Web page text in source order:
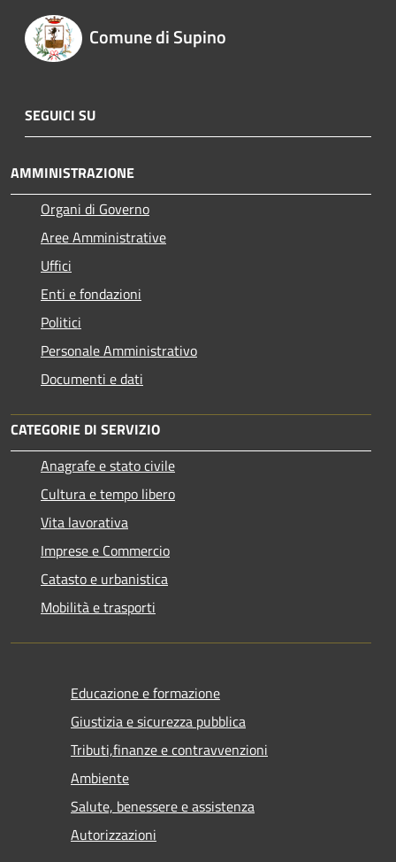
Comune di Supino
SEGUICI SU
AMMINISTRAZIONE
Organi di Governo
Aree Amministrative
Uffici
Enti e fondazioni
Politici
Personale Amministrativo
Documenti e dati
CATEGORIE DI SERVIZIO
Anagrafe e stato civile
Cultura e tempo libero
Vita lavorativa
Imprese e Commercio
Catasto e urbanistica
Mobilità e trasporti
Educazione e formazione
Giustizia e sicurezza pubblica
Tributi,finanze e contravvenzioni
Ambiente
Salute, benessere e assistenza
Autorizzazioni